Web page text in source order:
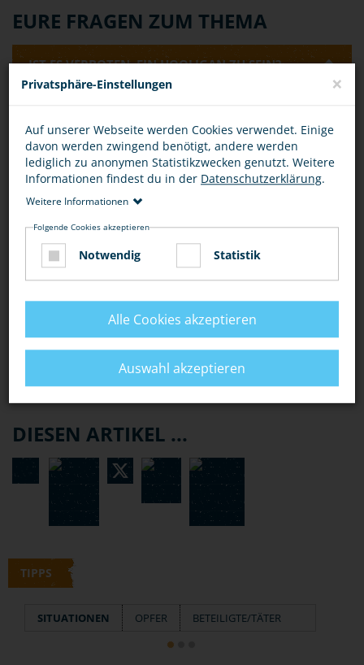
EURE FRAGEN ZUM THEMA
IST ES VERBOTEN, EIN HOOLIGAN ZU SEIN?
verboten oder strafbar. Eine Strafbarkeit kann allerdings
dann vorliegen, wenn man sich beispielsweise als
Hooligan-Gruppe zu einer Schlägerei verabredet.
Rechtlich kann dies als
"Androhung von Straftaten" (§
126 StGB)oder als
"Billigung von Straftaten" (§ 140
IST DAS VERABREDEN EINER SCHLÄGEREI
STRAFBAR?
Bewertung
DIESEN ARTIKEL ...
TIPPS
SITUATIONEN OPFER BETEILIGTE/TÄTER
Privatsphäre-Einstellungen ×
Auf unserer Webseite werden Cookies verwendet. Einige
davon werden zwingend benötigt, andere werden
lediglich zu anonymen Statistikzwecken genutzt. Weitere
Informationen findest du in der Datenschutzerklärung.
Weitere Informationen
Folgende Cookies akzeptieren
Notwendig Statistik
Alle Cookies akzeptieren
Auswahl akzeptieren